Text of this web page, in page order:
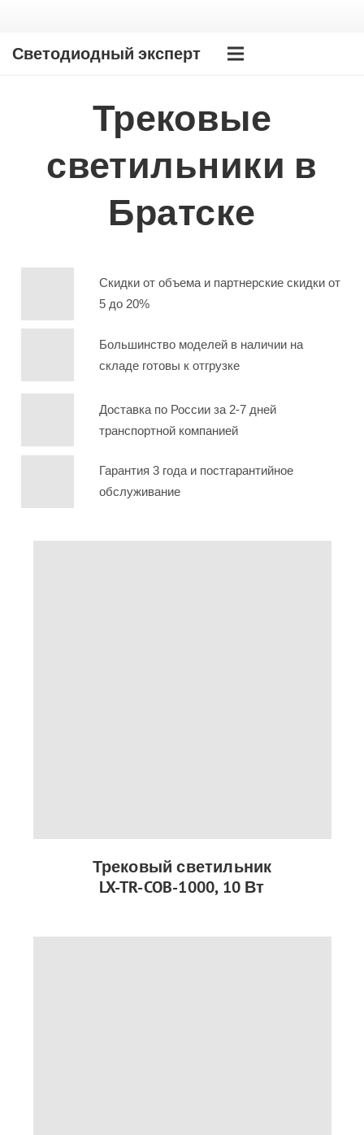
Светодиодный эксперт
Трековые
светильники в
Братске
Скидки от объема и партнерские скидки от
5 до 20%
Большинство моделей в наличии на
складе готовы к отгрузке
Доставка по России за 2-7 дней
транспортной компанией
Гарантия 3 года и постгарантийное
обслуживание
Трековый светильник
LX-TR-COB-1000, 10 Вт